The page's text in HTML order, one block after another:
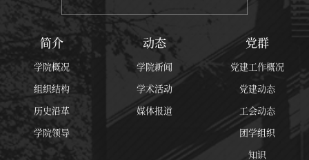
第 6 页
简介
学院概况
组织结构
历史沿革
学院领导
动态
学院新闻
学术活动
媒体报道
党群
党建工作概况
党建动态
工会动态
团学组织
知识